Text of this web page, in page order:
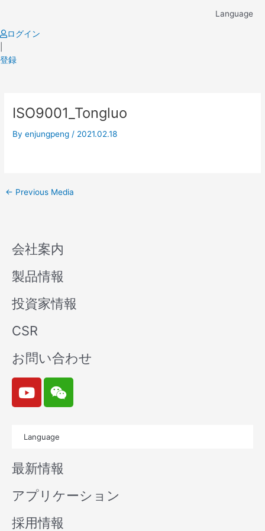
content
Language
ログイン
登録
ISO9001_Tongluo
Byenjungpeng / 2021.02.18
navigation
← Previous Media
会社案内
製品情報
投資家情報
CSR
お問い合わせ
Y
o
u
b
e
W
e
i
n
Language
最新情報
アプリケーション
採用情報